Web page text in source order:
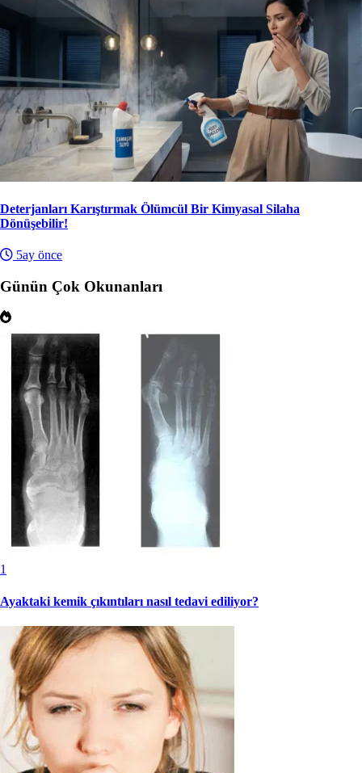
Deterjanları Karıştırmak Ölümcül Bir Kimyasal Silaha
Dönüşebilir!
5ay önce
Günün Çok Okunanları
1
Ayaktaki kemik çıkıntıları nasıl tedavi ediliyor?